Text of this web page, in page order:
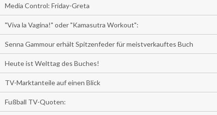
Media Control: Friday-Greta
"Viva la Vagina!" oder "Kamasutra Workout":
Senna Gammour erhält Spitzenfeder für meistverkauftes Buch
Heute ist Welttag des Buches!
TV-Marktanteile auf einen Blick
Fußball TV-Quoten: